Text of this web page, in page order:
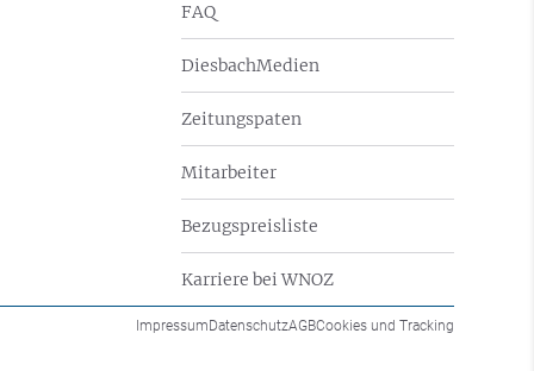
FAQ
DiesbachMedien
Zeitungspaten
Mitarbeiter
Bezugspreisliste
Karriere bei WNOZ
ImpressumDatenschutzAGBCookies und Tracking